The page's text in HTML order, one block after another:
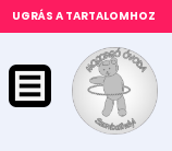
UGRÁS A TARTALOMHOZ